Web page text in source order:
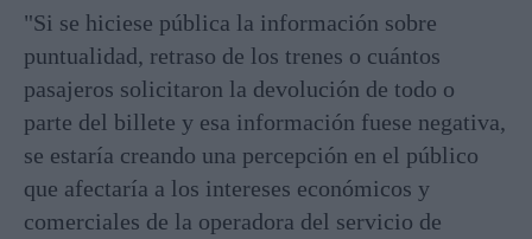
"Si se hiciese pública la información sobre
puntualidad, retraso de los trenes o cuántos
pasajeros solicitaron la devolución de todo o
parte del billete y esa información fuese negativa,
se estaría creando una percepción en el público
que afectaría a los intereses económicos y
comerciales de la operadora del servicio de